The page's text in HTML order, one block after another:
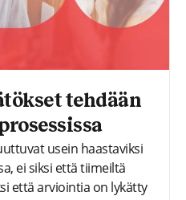
tehdään
usein haastaviksi
ei siksi että tiimeiltä
että arviointia on lykätty